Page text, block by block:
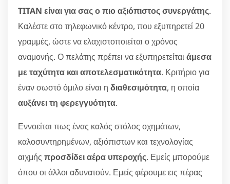
TITAN είναι για σας ο πιο αξιόπιστος συνεργάτης.
Καλέστε στο τηλεφωνικό κέντρο, που εξυπηρετεί 20
γραμμές, ώστε να ελαχιστοποιείται ο χρόνος
αναμονής. Ο πελάτης πρέπει να εξυπηρετείται άμεσα
με ταχύτητα και αποτελεσματικότητα. Κριτήριο για
έναν σωστό όμιλο είναι η διαθεσιμότητα, η οποία
αυξάνει τη φερεγγυότητα.
Εννοείται πως ένας καλός στόλος οχημάτων,
καλοσυντηρημένων, αξιόπιστων και τεχνολογίας
αιχμής προσδίδει αέρα υπεροχής. Εμείς μπορούμε
όπου οι άλλοι αδυνατούν. Εμείς φέρουμε εις πέρας